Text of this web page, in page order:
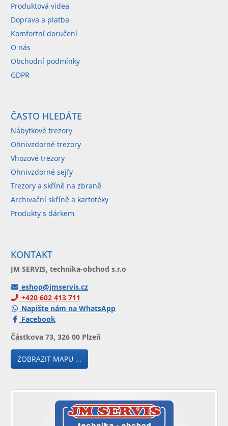
Produktová videa
Doprava a platba
Komfortní doručení
O nás
Obchodní podmínky
GDPR
ČASTO HLEDÁTE
Nábytkové trezory
Ohnivzdorné trezory
Vhozové trezory
Ohnivzdorné sejfy
Trezory a skříně na zbraně
Archivační skříně a kartotéky
Produkty s dárkem
KONTAKT
JM SERVIS, technika-obchod s.r.o
eshop@jmservis.cz
+420 602 413 711
Napište nám na WhatsApp
Facebook
Částkova 73, 326 00 Plzeň
ZOBRAZIT MAPU ...